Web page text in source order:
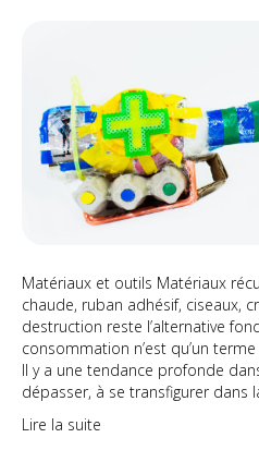
Matériaux et outils Matériaux
chaude, ruban adhésif, ciseaux,
destruction reste l’alternative
consommation n’est qu’un
Il y a une tendance profonde
dépasser, à se transfigurer dans
Lire la suite